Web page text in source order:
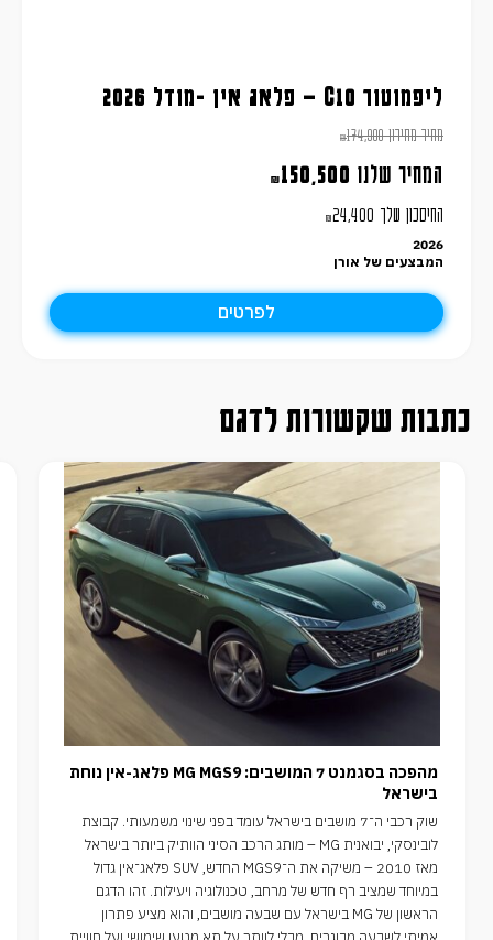
ליפמוטור C10 – פלאג אין -מודל 2026
מחיר מחירון ₪174,900
המחיר שלנו ₪150,500
החיסכון שלך ₪24,400
2026
המבצעים של אורן
לפרטים
כתבות שקשורות לדגם
מהפכה בסגמנט 7 המושבים: MG MGS9 פלאג-אין נוחת
בישראל
שוק רכבי ה־7 מושבים בישראל עומד בפני שינוי משמעותי. קבוצת
לובינסקי, יבואנית MG – מותג הרכב הסיני הוותיק ביותר בישראל
מאז 2010 – משיקה את ה־MGS9 החדש, SUV פלאג־אין גדול
במיוחד שמציב רף חדש של מרחב, טכנולוגיה ויעילות. זהו הדגם
הראשון של MG בישראל עם שבעה מושבים, והוא מציע פתרון